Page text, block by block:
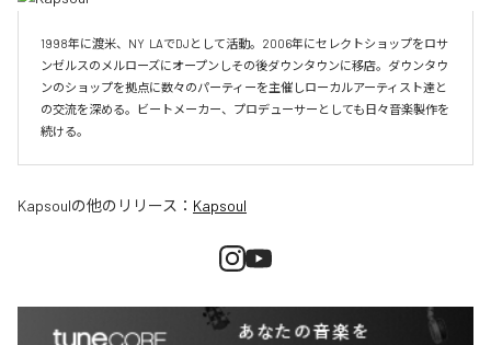
1998年に渡米、NY  LAでDJとして活動。2006年にセレクトショップをロサ
ンゼルスのメルローズにオープンしその後ダウンタウンに移店。ダウンタウ
ンのショップを拠点に数々のパーティーを主催しローカルアーティスト達と
の交流を深める。ビートメーカー、プロデューサーとしても日々音楽製作を
続ける。
Kapsoulの他のリリース： Kapsoul